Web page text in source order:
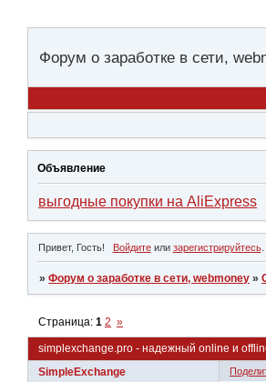
Форум о заработке в сети,
Объявление
выгодные покупки на AliExpress
Привет, Гость! Войдитеили зарегистрируйтесь.
»Форум о заработке в сети, webmoney »
simplexchange.pro - надежный online и
Страница:1 2 »
SimpleExchange